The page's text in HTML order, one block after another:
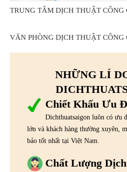
TRUNG TÂM DỊCH THUẬT
VĂN PHÒNG DỊCH THUẬT
NHỮNG LÍ
Chiết Khấu Ưu
Dichthuatsaigon luôn có ưu
lớn và khách hàng thường xuyên,
bảo tốt nhất tại Việt Nam.
Chất Lượng